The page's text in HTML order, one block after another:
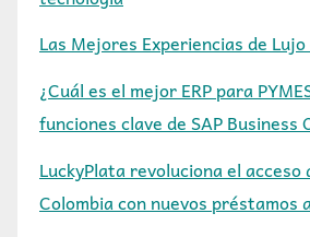
Las Mejores Experiencias de
¿Cuál es el mejor ERP para
funciones clave de SAP Business
LuckyPlata revoluciona el
Colombia con nuevos préstamos